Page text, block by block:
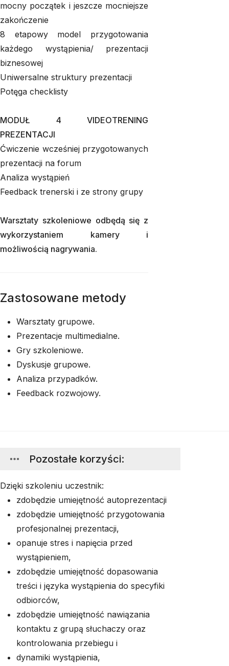
mocny początek i jeszcze mocniejsze
zakończenie
8 etapowy model przygotowania
każdego wystąpienia/ prezentacji
biznesowej
Uniwersalne struktury prezentacji
Potęga checklisty
MODUŁ 4 VIDEOTRENING
PREZENTACJI
Ćwiczenie wcześniej przygotowanych
prezentacji na forum
Analiza wystąpień
Feedback trenerski i ze strony grupy
Warsztaty szkoleniowe odbędą się z
wykorzystaniem kamery i
możliwością nagrywania.
Zastosowane metody
Warsztaty grupowe.
Prezentacje multimedialne.
Gry szkoleniowe.
Dyskusje grupowe.
Analiza przypadków.
Feedback rozwojowy.
Pozostałe korzyści:
Dzięki szkoleniu uczestnik:
zdobędzie umiejętność autoprezentacji
zdobędzie umiejętność przygotowania
profesjonalnej prezentacji,
opanuje stres i napięcia przed
wystąpieniem,
zdobędzie umiejętność dopasowania
treści i języka wystąpienia do specyfiki
odbiorców,
zdobędzie umiejętność nawiązania
kontaktu z grupą słuchaczy oraz
kontrolowania przebiegu i
dynamiki wystąpienia,